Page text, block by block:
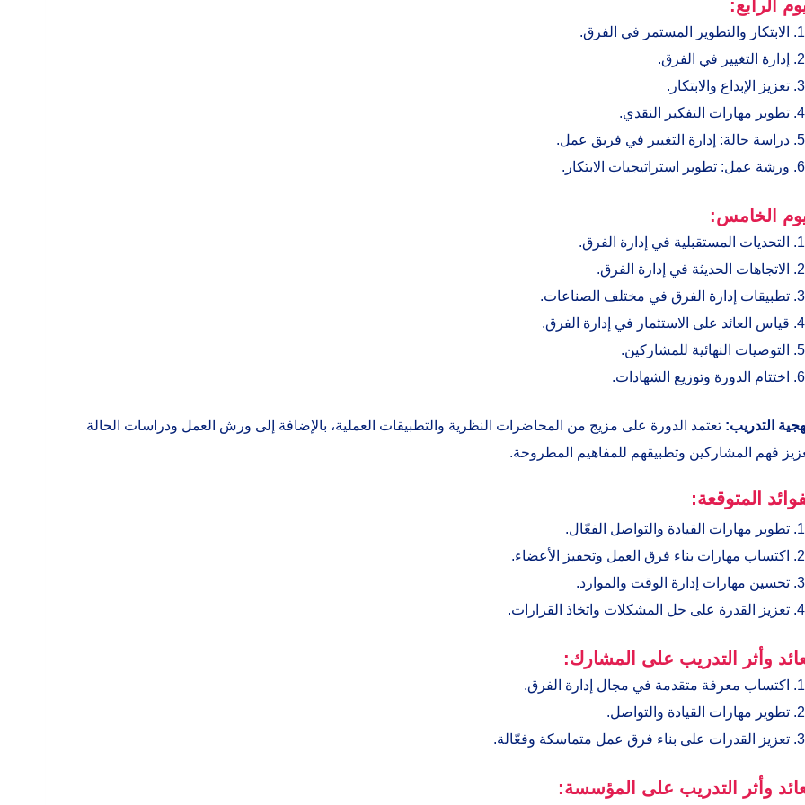
الرابع:
الابتكار والتطوير المستمر في الفرق.
إدارة التغيير في الفرق.
تعزيز الإبداع والابتكار.
تطوير مهارات التفكير النقدي.
دراسة حالة: إدارة التغيير في فريق عمل.
ورشة عمل: تطوير استراتيجيات الابتكار.
الخامس:
التحديات المستقبلية في إدارة الفرق.
الاتجاهات الحديثة في إدارة الفرق.
تطبيقات إدارة الفرق في مختلف الصناعات.
قياس العائد على الاستثمار في إدارة الفرق.
التوصيات النهائية للمشاركين.
اختتام الدورة وتوزيع الشهادات.
التدريب: تعتمد الدورة على مزيج من المحاضرات النظرية والتطبيقات العملية، بالإضافة إلى ورش العمل ودراسات الحالة
فهم المشاركين وتطبيقهم للمفاهيم المطروحة.
المتوقعة:
تطوير مهارات القيادة والتواصل الفعّال.
اكتساب مهارات بناء فرق العمل وتحفيز الأعضاء.
تحسين مهارات إدارة الوقت والموارد.
تعزيز القدرة على حل المشكلات واتخاذ القرارات.
وأثر التدريب على المشارك:
اكتساب معرفة متقدمة في مجال إدارة الفرق.
تطوير مهارات القيادة والتواصل.
تعزيز القدرات على بناء فرق عمل متماسكة وفعّالة.
وأثر التدريب على المؤسسة: